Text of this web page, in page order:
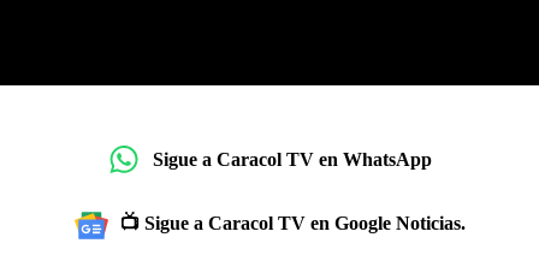
Sigue a Caracol TV en WhatsApp
📺 Sigue a Caracol TV en Google Noticias.